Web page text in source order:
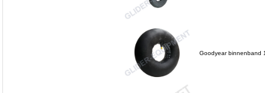
Goodyear binnenband